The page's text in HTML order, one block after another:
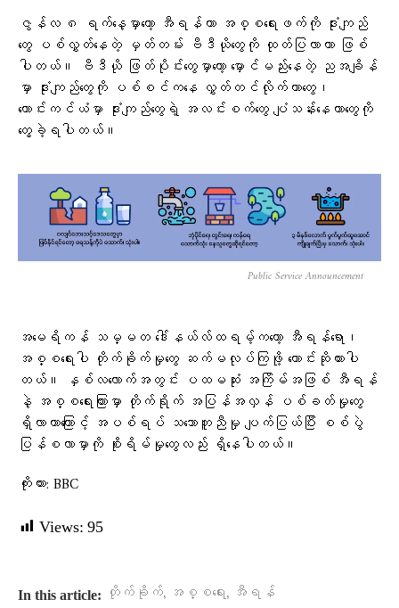
ဇွန်လ ၈ ရက်နေ့မှာတော့ အီရန်ဟာ အစ္စရေးဖက်ကို ဒုံးကျည်
တွေ ပစ်လွှတ်နေတဲ့ မှတ်တမ်း ဗီဒီယိုတွေကို ထုတ်ပြလာတာ ဖြစ်
ပါတယ်။ ဗီဒီယို ဖြတ်ပိုင်းတွေမှာတော့ မှောင်မည်းနေတဲ့ ညအချိန်
မှာ ဒုံးကျည်တွေကို ပစ်စင်ကနေ လွှတ်တင်လိုက်တာတွေ၊
ကောင်းကင်ယံမှာ ဒုံးကျည်တွေရဲ့ အလင်းစက်တွေ ပျံသန်းနေတာတွေကို
တွေ့ခဲ့ရပါတယ်။
Public Service Announcement
အမေရိကန် သမ္မတ ဒေါ်နယ်လ်ထရမ့်ကတော့ အီရန်ရော၊
အစ္စရေးပါ တိုက်ခိုက်မှုတွေ ဆက်မလုပ်ကြဖို့ တောင်းဆိုထားပါ
တယ်။ နှစ်လလောက်အတွင်း ပထမဆုံး အကြိမ်အဖြစ် အီရန်
နဲ့ အစ္စရေးကြားမှာ တိုက်ရိုက် အပြန်အလှန် ပစ်ခတ်မှုတွေ
ရှိလာတာကြောင့် အပစ်ရပ် သဘောတူညီမှု ပျက်ပြယ်ပြီး စစ်ပွဲ
ပြန်စလာမှာကို စိုးရိမ်မှုတွေလည်း ရှိနေပါတယ်။
ကိုးကား: BBC
Views: 95
In this article: တိုက်ခိုက်, အစ္စရေး, အီရန်